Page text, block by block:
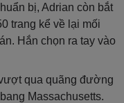
bị, Adrian còn bắt
trang kể về lại mối
Hắn chọn ra tay vào
qua quãng đường
Massachusetts.